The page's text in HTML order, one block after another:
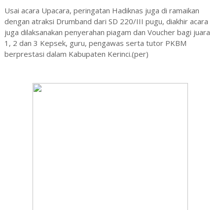
Usai acara Upacara, peringatan Hadiknas juga di ramaikan
dengan atraksi Drumband dari SD 220/III pugu, diakhir acara
juga dilaksanakan penyerahan piagam dan Voucher bagi juara
1, 2 dan 3 Kepsek, guru, pengawas serta tutor PKBM
berprestasi dalam Kabupaten Kerinci.(per)